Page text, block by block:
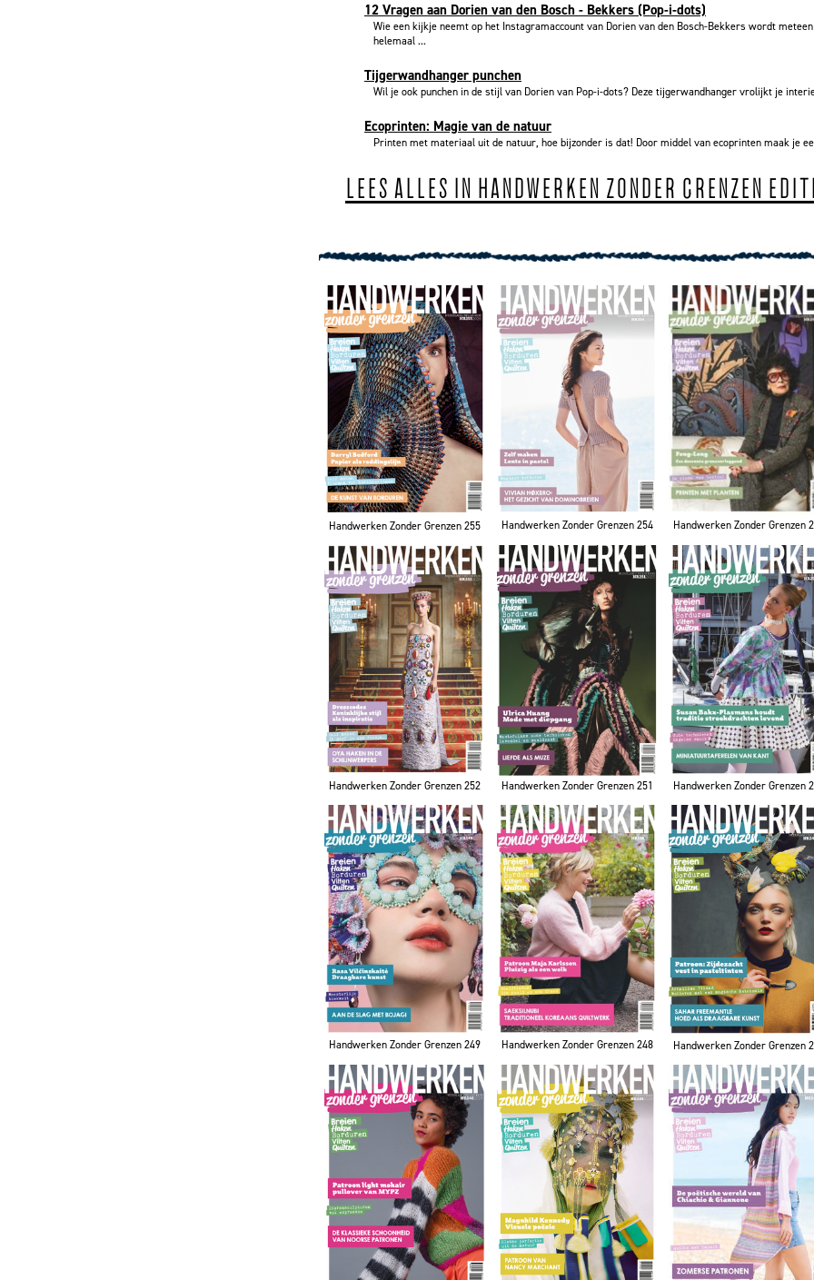
12 Vragen aan Dorien van den Bosch - Bekkers (Pop-i-dots)
Wie een kijkje neemt op het Instagramaccount van Dorien van den Bosch-Bekkers wordt meteen
helemaal ...
Tijgerwandhanger punchen
Wil je ook punchen in de stijl van Dorien van Pop-i-dots? Deze tijgerwandhanger vrolijkt je
Ecoprinten: Magie van de natuur
Printen met materiaal uit de natuur, hoe bijzonder is dat! Door middel van ecoprinten maak je
LEES ALLES IN HANDWERKEN ZONDER GRENZEN
Handwerken Zonder Grenzen 255 Handwerken Zonder Grenzen 254 Handwerken Zonder Grenzen
Handwerken Zonder Grenzen 252 Handwerken Zonder Grenzen 251 Handwerken Zonder Grenzen
Handwerken Zonder Grenzen 249 Handwerken Zonder Grenzen 248 Handwerken Zonder Grenzen